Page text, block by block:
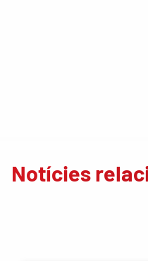
Notícies